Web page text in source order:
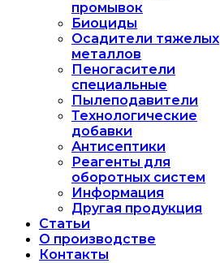
промывок
Биоциды
Осадители тяжелых
металлов
Пеногасители
специальные
Пылеподавители
Технологические
добавки
Антисептики
Реагенты для
оборотных систем
Информация
Другая продукция
Статьи
О производстве
Контакты